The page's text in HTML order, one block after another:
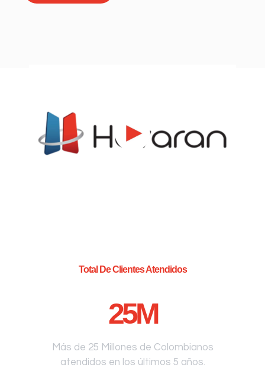
Total De Clientes Atendidos
25M
Más de 25 Millones de Colombianos
atendidos en los últimos 5 años.